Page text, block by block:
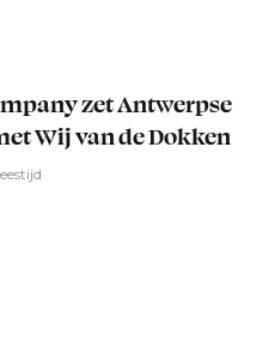
zet Antwerpse
Wij van de Dokken